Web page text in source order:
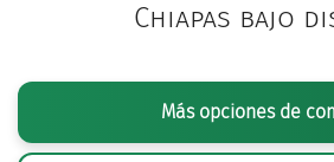
Chiapas bajo
Más opciones de